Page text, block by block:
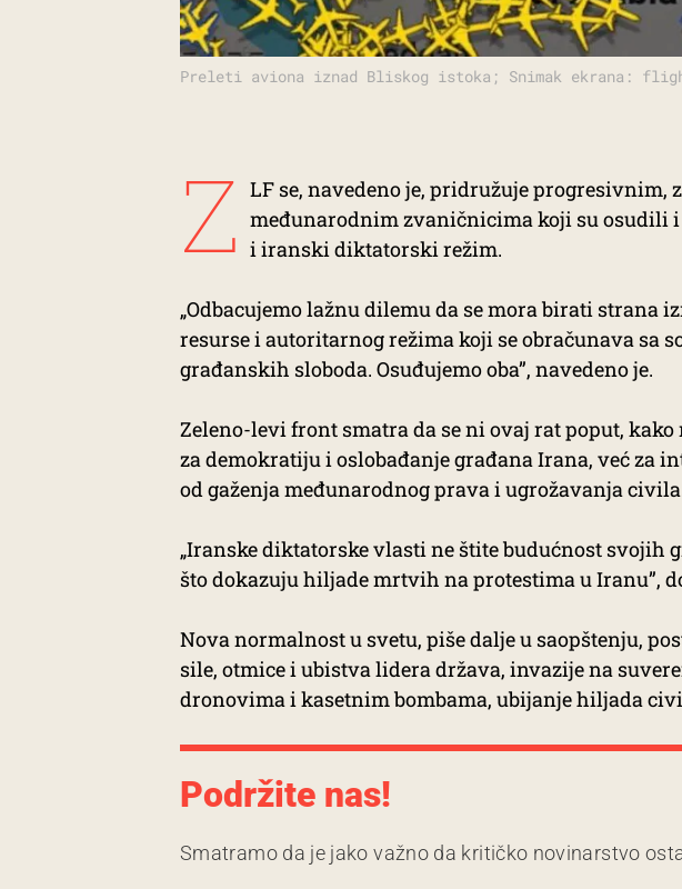
Preleti aviona iznad Bliskog istoka; Snimak ekrana:
Z LF se, navedeno je, pridružuje
međunarodnim zvaničnicima koji su osudili
i iranski diktatorski režim.
„Odbacujemo lažnu dilemu da se mora birati strana
resurse i autoritarnog režima koji se obračunava sa
građanskih sloboda. Osuđujemo oba”, navedeno je.
Zeleno-levi front smatra da se ni ovaj rat poput,
za demokratiju i oslobađanje građana Irana, već za
od gaženja međunarodnog prava i ugrožavanja
„Iranske diktatorske vlasti ne štite budućnost svojih
što dokazuju hiljade mrtvih na protestima u Iranu”,
Nova normalnost u svetu, piše dalje u saopštenju,
sile, otmice i ubistva lidera država, invazije na
dronovima i kasetnim bombama, ubijanje hiljada
Podržite nas!
Smatramo da je jako važno da kritičko novinarstvo